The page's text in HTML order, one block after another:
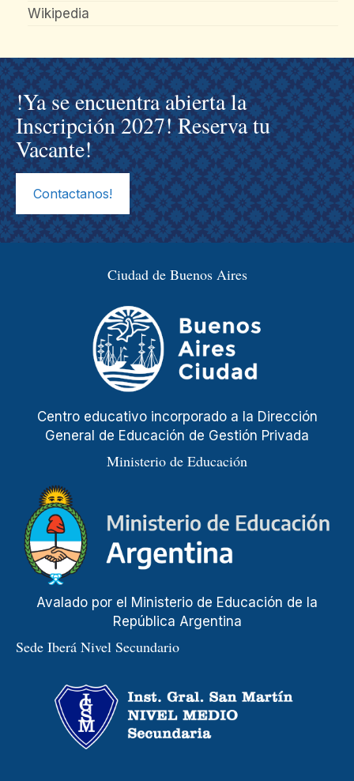
Wikipedia
!Ya se encuentra abierta la
Inscripción 2027! Reserva tu
Vacante!
Contactanos!
Ciudad de Buenos Aires
Centro educativo incorporado a la Dirección
General de Educación de Gestión Privada
Ministerio de Educación
Avalado por el Ministerio de Educación de la
República Argentina
Sede Iberá Nivel Secundario